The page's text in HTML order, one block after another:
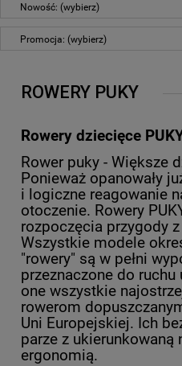
Nowość: (wybierz)
Promocja: (wybierz)
ROWERY PUKY
Rowery dziecięce
Rower puky - Większe
Ponieważ opanowały
i logiczne reagowanie
otoczenie. Rowery
rozpoczęcia przygody
Wszystkie modele
"rowery" są w pełni
przeznaczone do ruchu
one wszystkie
rowerom
Uni Europejskiej. Ich
parze z
ergonomią.